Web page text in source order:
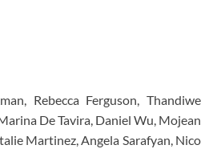
Rebecca Ferguson, Thandiwe
De Tavira, Daniel Wu, Mojean
Martinez, Angela Sarafyan, Nico